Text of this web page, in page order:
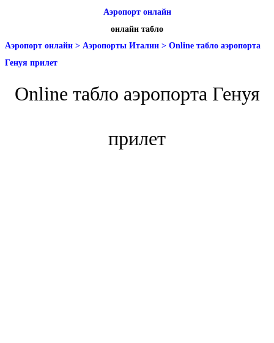
Аэропорт онлайн
онлайн табло
Аэропорт онлайн > Аэропорты Италии > Online табло аэропорта
Генуя прилет
Online табло аэропорта Генуя
прилет